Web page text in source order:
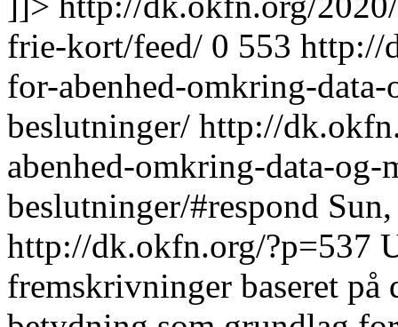
frie-kort/feed/ 0 553 http://
for-abenhed-omkring-
beslutninger/ http://
abenhed-omkring-data-og-
beslutninger/#respond
http://dk.okfn.org/?p=537
fremskrivninger baseret på